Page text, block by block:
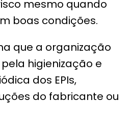
mesmo quando
boas condições.
que a organização
higienização e
dos EPIs,
do fabricante ou